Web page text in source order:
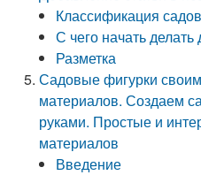
Классификация
С чего начать
Разметка
Садовые фигурки
материалов. Создаем
руками. Простые и
материалов
Введение